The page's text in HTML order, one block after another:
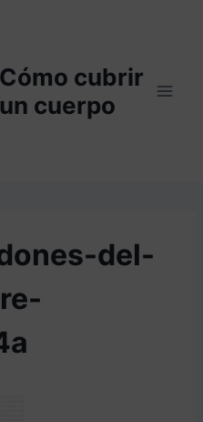
Cómo cubrir
un cuerpo
del-